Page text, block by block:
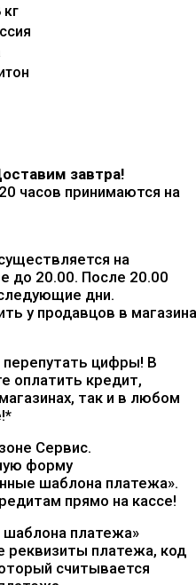
кг
завтра!
часов принимаются на
на
до 20.00. После 20.00
дни.
у продавцов в
перепутать цифры! В
оплатить кредит,
так и в любом
Сервис.
форму
шаблона платежа».
прямо на кассе!
платежа»
реквизиты платежа, код
считывается